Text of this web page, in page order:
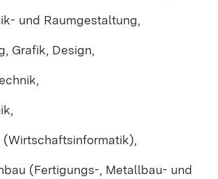
und Raumgestaltung,
Grafik, Design,
(Wirtschaftsinformatik),
(Fertigungs-, Metallbau- und